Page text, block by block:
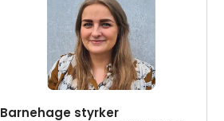
Barnehage styrker